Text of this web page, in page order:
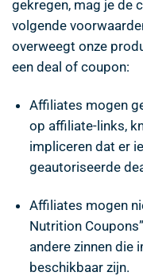
gekregen, mag je de
volgende
overweegt onze
een deal of coupon:
Affiliates mogen
op affiliate-links,
impliceren dat er
geautoriseerde
Affiliates mogen
Nutrition
andere zinnen die
beschikbaar zijn.